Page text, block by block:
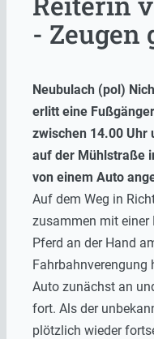
- Zeugen
Neubulach (pol)
erlitt eine
zwischen 14.00 Uhr
auf der Mühlstraße
von einem Auto
Auf dem Weg in
zusammen mit einer
Pferd an der Hand
Fahrbahnverengung
Auto zunächst an
fort. Als der
plötzlich wieder